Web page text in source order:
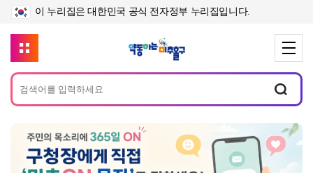
이 누리집은 대한민국 공식 전자정부 누리집입니다.